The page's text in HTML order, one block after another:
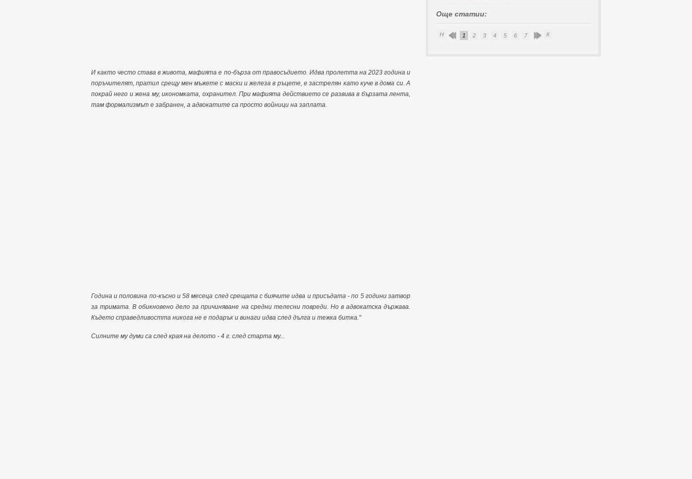
И както често става в живота, мафията е по-бърза от правосъдието. Идва пролетта на 2023 година и
поръчителят, пратил срещу мен мъжете с маски и железа в ръцете, е застрелян като куче в дома си. А
покрай него и жена му, икономката, охранител. При мафията действието се развива в бързата лента,
там формализмът е забранен, а адвокатите са просто войници на заплата.
Година и половина по-късно и 58 месеца след срещата с биячите идва и присъдата - по 5 години затвор
за тримата. В обикновено дело за причиняване на средни телесни повреди. Но в адвокатска държава.
Където справедливостта никога не е подарък и винаги идва след дълга и тежка битка."
Силните му думи са след края на делото - 4 г. след старта му...
Още статии:
Н 1 2 3 4 5 6 7 8 9К